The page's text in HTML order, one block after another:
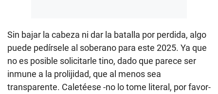
Sin bajar la cabeza ni dar la batalla por perdida, algo
puede pedírsele al soberano para este 2025. Ya que
no es posible solicitarle tino, dado que parece ser
inmune a la prolijidad, que al menos sea
transparente. Caletéese -no lo tome literal, por favor-